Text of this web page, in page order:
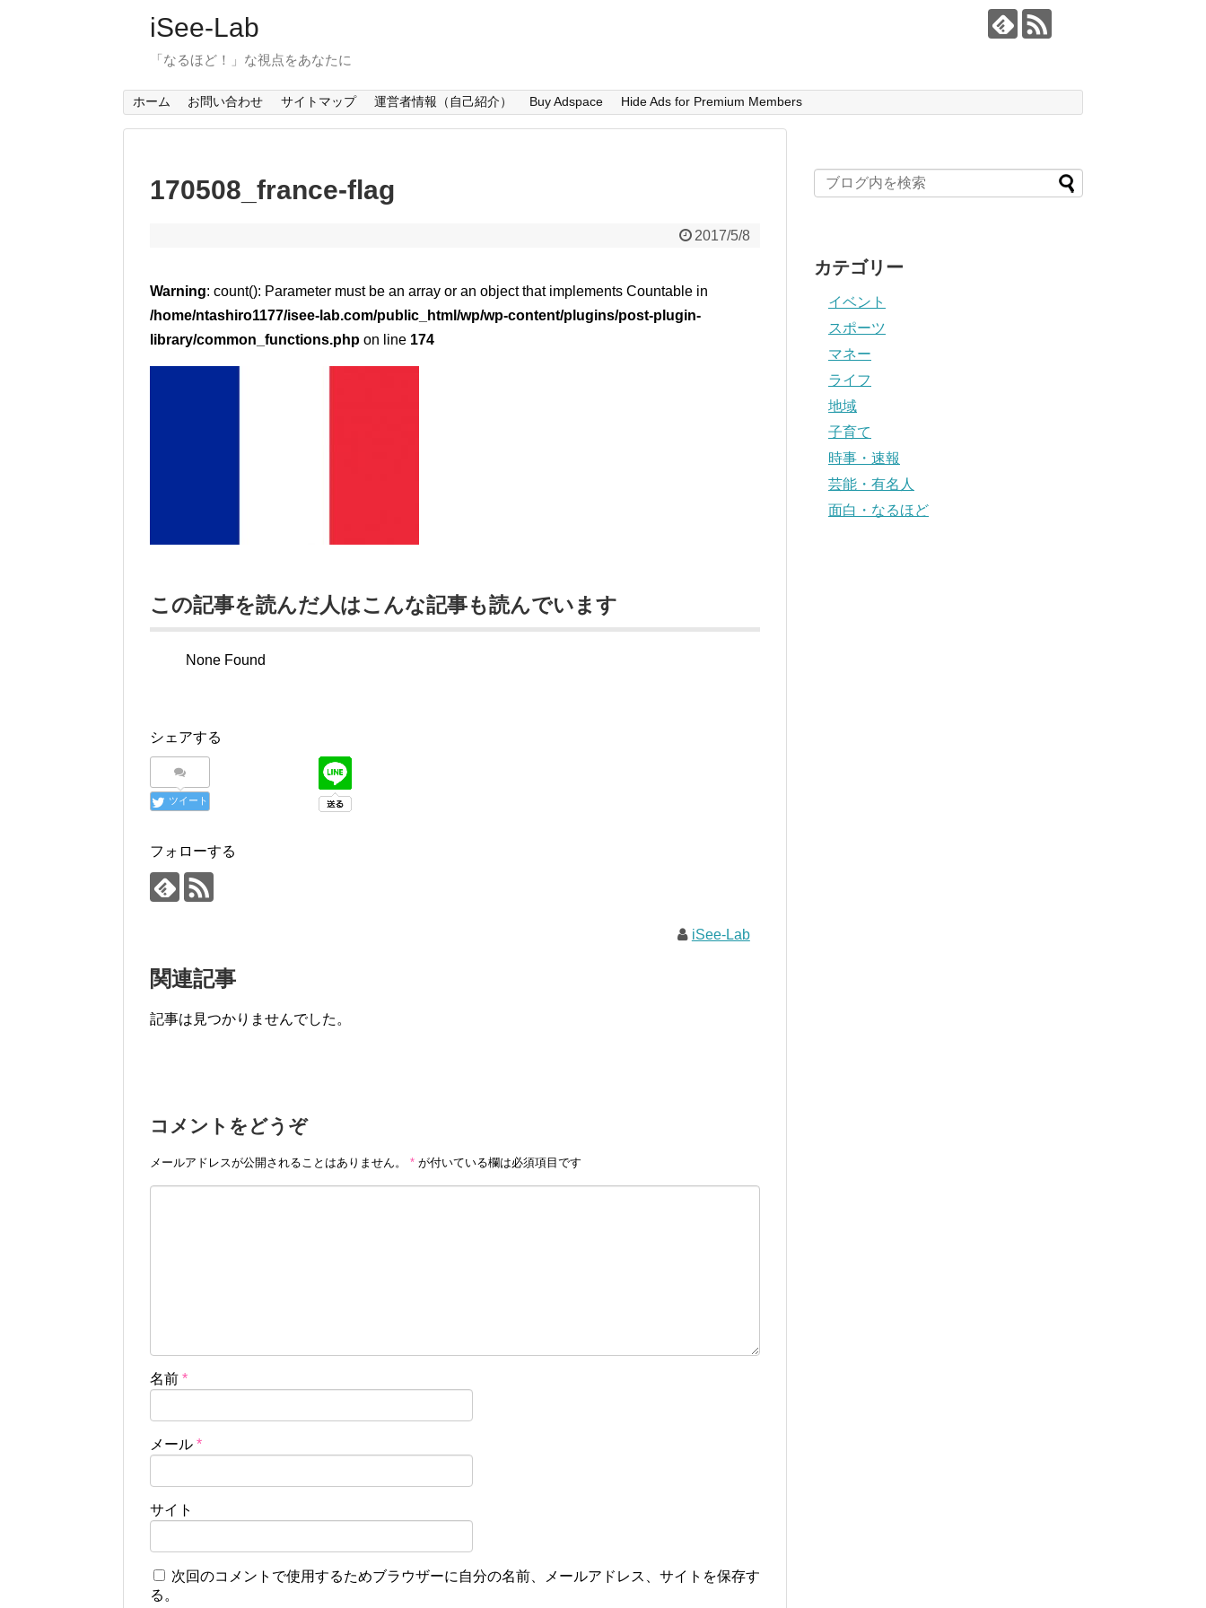
iSee-Lab
「なるほど！」な視点をあなたに
ホーム お問い合わせ サイトマップ 運営者情報（自己紹介） Buy Adspace Hide Ads for Premium Members
170508_france-flag
2017/5/8
Warning: count(): Parameter must be an array or an object that implements Countable in
/home/ntashiro1177/isee-lab.com/public_html/wp/wp-content/plugins/post-plugin-
library/common_functions.php on line 174
この記事を読んだ人はこんな記事も読んでいます
None Found
シェアする
ツイート
フォローする
iSee-Lab
関連記事
記事は見つかりませんでした。
コメントをどうぞ
メールアドレスが公開されることはありません。 * が付いている欄は必須項目です
名前 *
メール *
サイト
次回のコメントで使用するためブラウザーに自分の名前、メールアドレス、サイトを保存す
る。
カテゴリー
イベント
スポーツ
マネー
ライフ
地域
子育て
時事・速報
芸能・有名人
面白・なるほど